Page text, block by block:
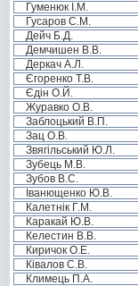
Гуменюк І.М.
Гусаров С.М.
Дейч Б.Д.
Демчишен В.В.
Деркач А.Л.
Єгоренко Т.В.
Єдін О.Й.
Журавко О.В.
Заблоцький В.П.
Зац О.В.
Звягільський Ю.Л.
Зубець М.В.
Зубов В.С.
Іванющенко Ю.В.
Калетнік Г.М.
Каракай Ю.В.
Келестин В.В.
Киричок О.Е.
Ківалов С.В.
Климець П.А.